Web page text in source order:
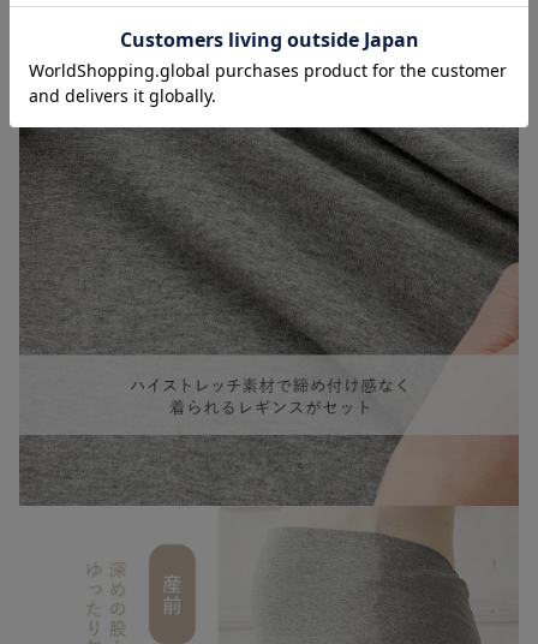
お気に入り商品を確認する